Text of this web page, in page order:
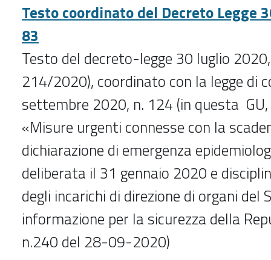
Testo coordinato del Decreto Legge
83
Testo del decreto-legge 30 luglio
214/2020), coordinato con la legge di
settembre 2020, n. 124 (in questa GU,
«Misure urgenti connesse con la
dichiarazione di emergenza
deliberata il 31 gennaio 2020 e
degli incarichi di direzione di organi del
informazione per la sicurezza della
n.240 del 28-09-2020)